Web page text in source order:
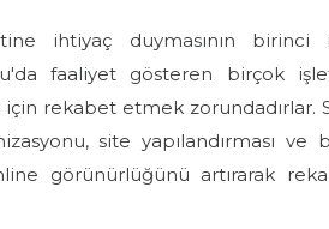
ihtiyaç duymasının
faaliyet gösteren birçok
rekabet etmek zorundadırlar.
site yapılandırması ve
görünürlüğünü artırarak